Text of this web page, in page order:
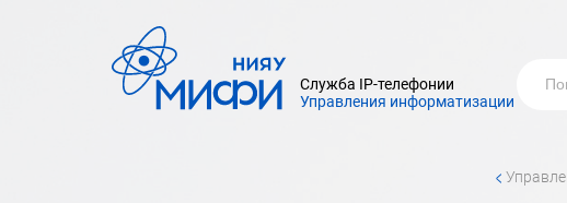
Служба IP-телефонии
Управления информатизации
Отдел по работе с иностранными
обучающимися управления
<